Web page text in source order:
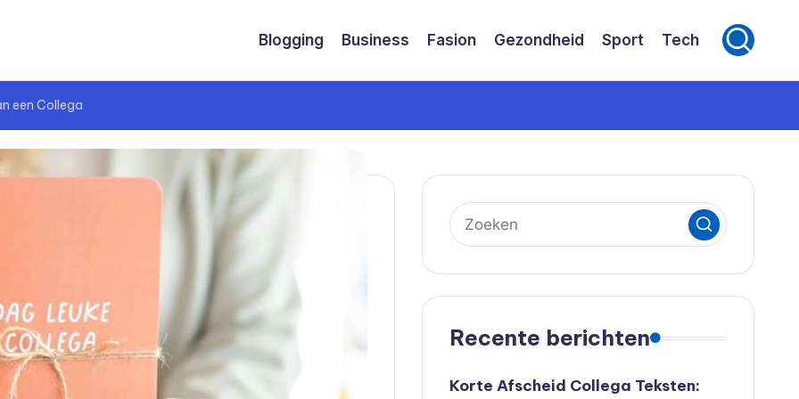
Blogging Business Fasion Gezondheid Sport Tech
een Collega
Recente berichten
Korte Afscheid Collega Teksten: